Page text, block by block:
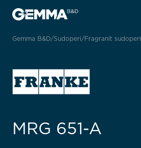
Gemma B&D Sudoperi Fragranit sudoperi
MRG 651-A